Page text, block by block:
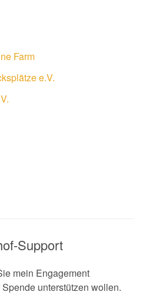
Farm
e.V.
Support
mein Engagement
unterstützen wollen.